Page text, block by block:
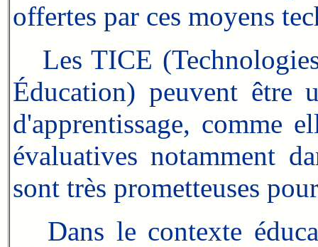
offertes par ces moyens
Les TICE
Éducation) peuvent être
d'apprentissage, comme
évaluatives notamment
sont très prometteuses
Dans le contexte